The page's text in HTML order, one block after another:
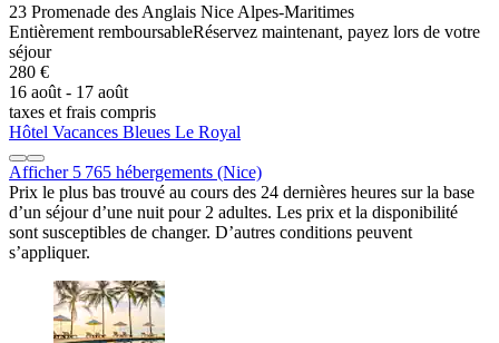
23 Promenade des Anglais Nice Alpes-Maritimes
Entièrement remboursableRéservez maintenant, payez lors de votre
séjour
280 €
16 août - 17 août
taxes et frais compris
Hôtel Vacances Bleues Le Royal
Afficher 5 765 hébergements (Nice)
Prix le plus bas trouvé au cours des 24 dernières heures sur la base
d’un séjour d’une nuit pour 2 adultes. Les prix et la disponibilité
sont susceptibles de changer. D’autres conditions peuvent
s’appliquer.